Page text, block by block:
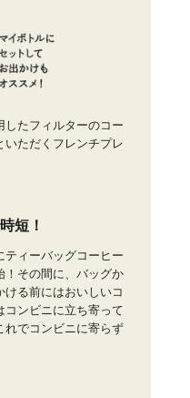
したフィルターのコー
いただくフレンチプレ
短！
ティーバッグコーヒー
！その間に、バッグか
ける前にはおいしいコ
コンビニに立ち寄って
れでコンビニに寄らず